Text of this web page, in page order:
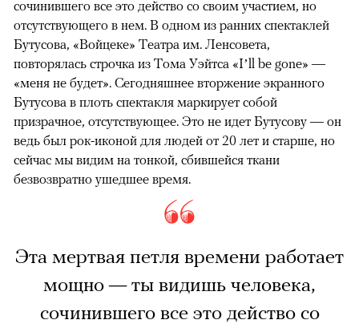
сочинившего все это действо со своим участием, но
отсутствующего в нем. В одном из ранних спектаклей
Бутусова, «Войцеке» Театра им. Ленсовета,
повторялась строчка из Тома Уэйтса «I’ll be gone» —
«меня не будет». Сегодняшнее вторжение экранного
Бутусова в плоть спектакля маркирует собой
призрачное, отсутствующее. Это не идет Бутусову — он
ведь был рок-иконой для людей от 20 лет и старше, но
сейчас мы видим на тонкой, сбившейся ткани
безвозвратно ушедшее время.
Эта мертвая петля времени работает
мощно — ты видишь человека,
сочинившего все это действо со